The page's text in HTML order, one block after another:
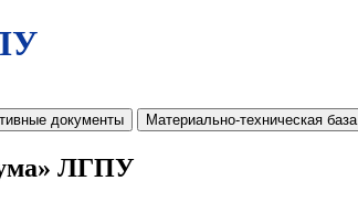
документы Материально-техническая база
ЛГПУ